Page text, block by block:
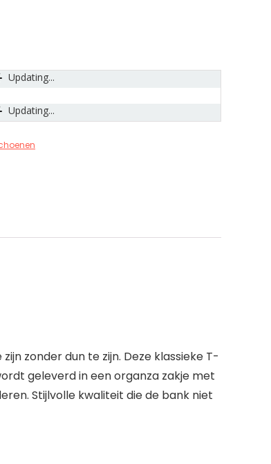
Updating...
Updating...
zonder dun te zijn. Deze klassieke T-
geleverd in een organza zakje met
Stijlvolle kwaliteit die de bank niet